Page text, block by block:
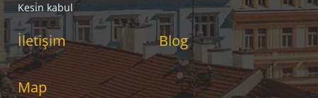
Kesi̇n kabul
İletişim Blog
Map